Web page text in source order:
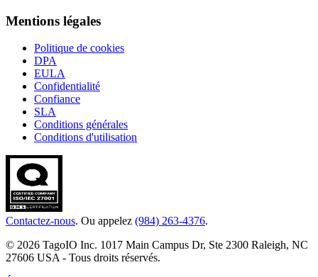
Mentions légales
Politique de cookies
DPA
EULA
Confidentialité
Confiance
SLA
Conditions générales
Conditions d'utilisation
Contactez-nous. Ou appelez (984) 263-4376.
© 2026 TagoIO Inc. 1017 Main Campus Dr, Ste 2300 Raleigh, NC
27606 USA - Tous droits réservés.